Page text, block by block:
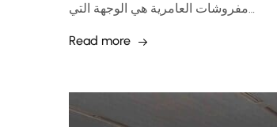
مفروشات العامرية هي الوجهة التي…
Read more